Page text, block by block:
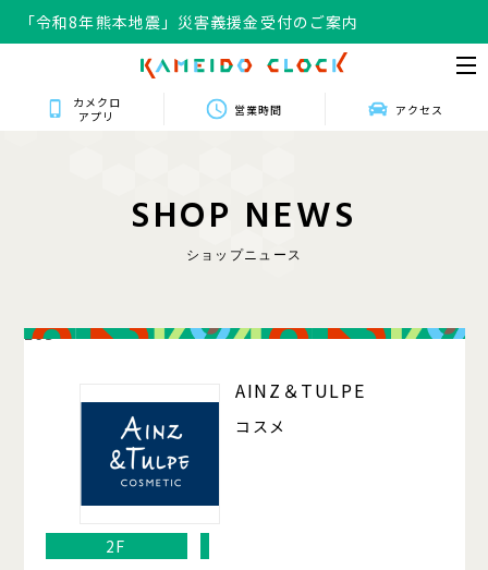
「令和8年熊本地震」災害義援金受付のご案内
カメクロ
アプリ
営業時間 アクセス
SHOP NEWS
ショップニュース
203
AINZ＆TULPE
コスメ
2F